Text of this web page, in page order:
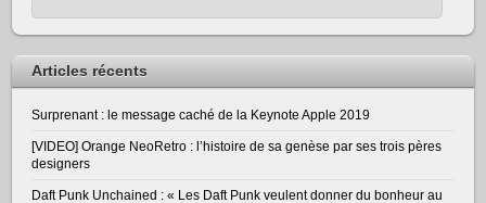
Articles récents
Surprenant : le message caché de la Keynote Apple 2019
[VIDEO] Orange NeoRetro : l’histoire de sa genèse par ses trois pères
designers
Daft Punk Unchained : « Les Daft Punk veulent donner du bonheur au